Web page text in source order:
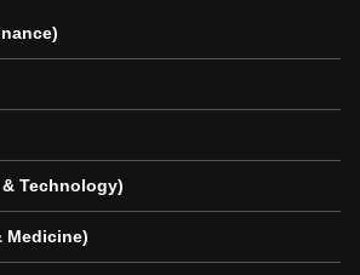
& Technology)
Medicine)